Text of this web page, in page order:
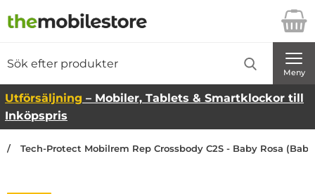
Startsidan för Danira Telecom AB
Meny
Utförsäljning – Mobiler, Tablets & Smartklockor till
Inköpspris
Tech-Protect Mobilrem Rep Crossbody C2S - Baby Rosa